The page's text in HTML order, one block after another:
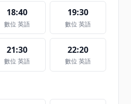
18:40
數位 英語
19:30
數位 英語
21:30
數位 英語
22:20
數位 英語